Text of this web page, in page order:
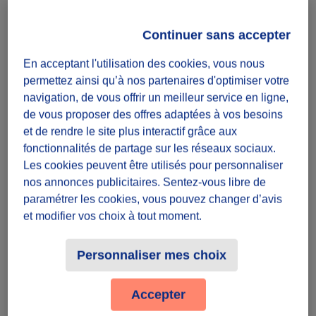
défi ponctuel
Une participation suffit
Date
Du 26/10/20
au 31/12/22
Temps à donner
Une demi-journée
Dans toute la France
En acceptant l'utilisation des cookies, vous nous
permettez ainsi qu’à nos partenaires d'optimiser votre
navigation, de vous offrir un meilleur service en ligne,
de vous proposer des offres adaptées à vos besoins
et de rendre le site plus interactif grâce aux
fonctionnalités de partage sur les réseaux sociaux.
Les cookies peuvent être utilisés pour personnaliser
nos annonces publicitaires. Sentez-vous libre de
paramétrer les cookies, vous pouvez changer d’avis
et modifier vos choix à tout moment.
Personnaliser mes choix
Continuer sans accepter
Accepter